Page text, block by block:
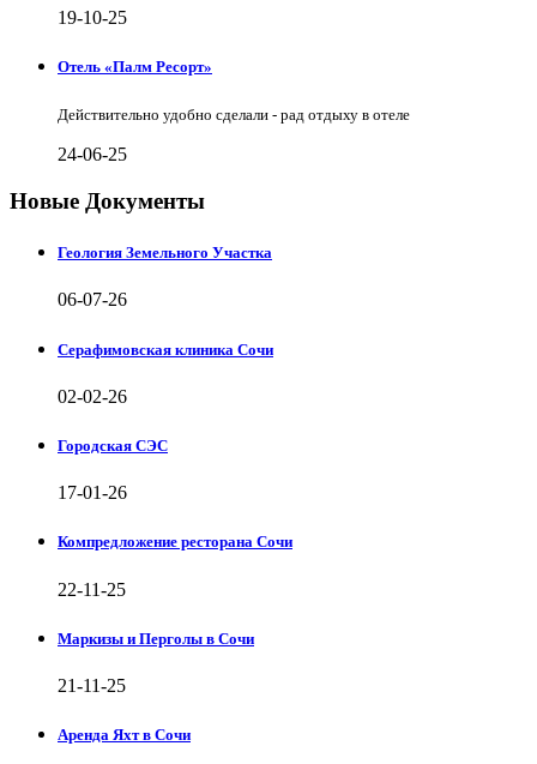
19-10-25
Отель «Палм Ресорт»
Действительно удобно сделали - рад отдыху в отеле
24-06-25
Новые Документы
Геология Земельного Участка
06-07-26
Серафимовская клиника Сочи
02-02-26
Городская СЭС
17-01-26
Компредложение ресторана Сочи
22-11-25
Маркизы и Перголы в Сочи
21-11-25
Аренда Яхт в Сочи